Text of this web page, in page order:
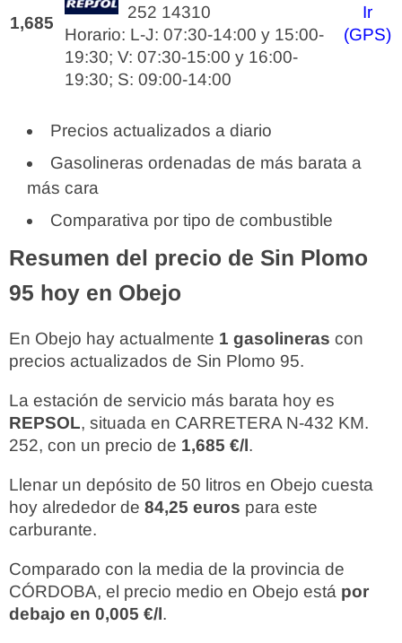
1,685
252 14310
Horario: L-J: 07:30-14:00 y 15:00-
19:30; V: 07:30-15:00 y 16:00-
19:30; S: 09:00-14:00
Ir
(GPS)
Precios actualizados a diario
Gasolineras ordenadas de más barata a
más cara
Comparativa por tipo de combustible
Resumen del precio de Sin Plomo
95 hoy en Obejo
En Obejo hay actualmente 1 gasolineras con
precios actualizados de Sin Plomo 95.
La estación de servicio más barata hoy es
REPSOL, situada en CARRETERA N-432 KM.
252, con un precio de 1,685 €/l.
Llenar un depósito de 50 litros en Obejo cuesta
hoy alrededor de 84,25 euros para este
carburante.
Comparado con la media de la provincia de
CÓRDOBA, el precio medio en Obejo está por
debajo en 0,005 €/l.